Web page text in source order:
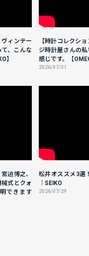
ヴィンテー
、こんな
】
【時計コレクシ
ジ時計屋さんの
感じです。【
2026/07/31
迫博之、
式とクォ
できます
松井オススメ3選
｜SEIKO
2026/07/29